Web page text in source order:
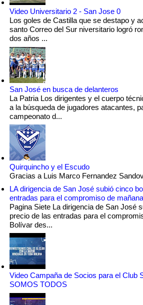
Video Universitario 2 - San Jose 0
Los goles de Castilla que se destapo y
santo Correo del Sur niversitario logró
dos años ...
San José en busca de delanteros
La Patria Los dirigentes y el cuerpo
a la búsqueda de jugadores atacantes,
campeonato d...
Quirquincho y el Escudo
Gracias a Luis Marco Fernandez
LA dirigencia de San José subió cinco
entradas para el compromiso de
Pagina Siete La dirigencia de San José
precio de las entradas para el
Bolívar des...
Video Campaña de Socios para el Club
SOMOS TODOS